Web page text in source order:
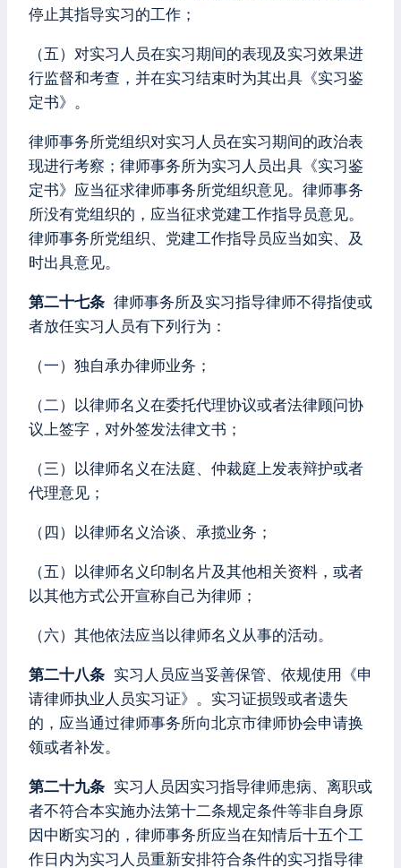
停止其指导实习的工作；
（五）对实习人员在实习期间的表现及实习效果进
行监督和考查，并在实习结束时为其出具《实习鉴
定书》。
律师事务所党组织对实习人员在实习期间的政治表
现进行考察；律师事务所为实习人员出具《实习鉴
定书》应当征求律师事务所党组织意见。律师事务
所没有党组织的，应当征求党建工作指导员意见。
律师事务所党组织、党建工作指导员应当如实、及
时出具意见。
第二十七条 律师事务所及实习指导律师不得指使或
者放任实习人员有下列行为：
（一）独自承办律师业务；
（二）以律师名义在委托代理协议或者法律顾问协
议上签字，对外签发法律文书；
（三）以律师名义在法庭、仲裁庭上发表辩护或者
代理意见；
（四）以律师名义洽谈、承揽业务；
（五）以律师名义印制名片及其他相关资料，或者
以其他方式公开宣称自己为律师；
（六）其他依法应当以律师名义从事的活动。
第二十八条 实习人员应当妥善保管、依规使用《申
请律师执业人员实习证》。实习证损毁或者遗失
的，应当通过律师事务所向北京市律师协会申请换
领或者补发。
第二十九条 实习人员因实习指导律师患病、离职或
者不符合本实施办法第十二条规定条件等非自身原
因中断实习的，律师事务所应当在知情后十五个工
作日内为实习人员重新安排符合条件的实习指导律